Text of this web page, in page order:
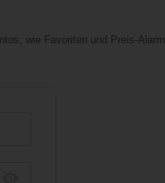
wie Favoriten und Preis-Alarm.